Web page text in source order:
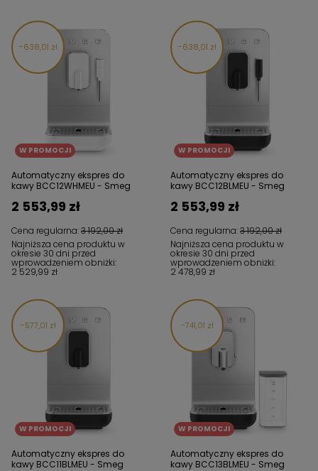
638,01 zł
W PROMOCJI
Automatyczny ekspres do
kawy BCC12WHMEU - Smeg
Cena regularna:3 192,00 zł
2 553,99 zł
Najniższa cena produktu w
okresie 30 dni przed
wprowadzeniem obniżki:
2 529,99 zł
638,01 zł
W PROMOCJI
Automatyczny ekspres do
kawy BCC12BLMEU - Smeg
Cena regularna:3 192,00 zł
2 553,99 zł
Najniższa cena produktu w
okresie 30 dni przed
wprowadzeniem obniżki:
2 478,99 zł
577,01 zł
W PROMOCJI
Automatyczny ekspres do
kawy BCC11BLMEU - Smeg
741,01 zł
W PROMOCJI
Automatyczny ekspres do
kawy BCC13BLMEU - Smeg